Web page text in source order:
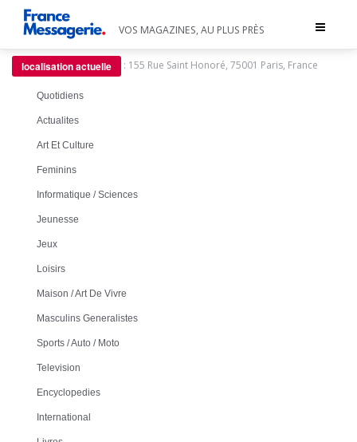
Toggle
VOS MAGAZINES, AU PLUS PRÈS
localisation actuelle : 155 Rue Saint Honoré, 75001 Paris, France
Quotidiens
Actualites
Art Et Culture
Feminins
Informatique / Sciences
Jeunesse
Jeux
Loisirs
Maison / Art De Vivre
Masculins Generalistes
Sports / Auto / Moto
Television
Encyclopedies
International